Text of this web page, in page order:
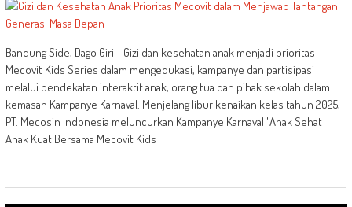
Bandung Side, Dago Giri - Gizi dan kesehatan anak menjadi prioritas
Mecovit Kids Series dalam mengedukasi, kampanye dan partisipasi
melalui pendekatan interaktif anak, orang tua dan pihak sekolah dalam
kemasan Kampanye Karnaval. Menjelang libur kenaikan kelas tahun 2025,
PT. Mecosin Indonesia meluncurkan Kampanye Karnaval "Anak Sehat
Anak Kuat Bersama Mecovit Kids